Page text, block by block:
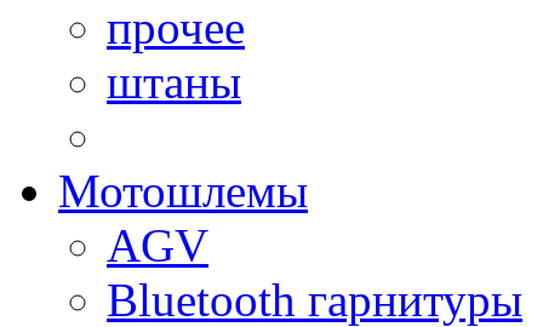
прочее
штаны
Мотошлемы
AGV
Bluetooth гарнитуры